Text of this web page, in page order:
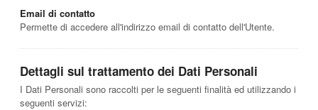
Email di contatto
Permette di accedere all'indirizzo email di contatto dell'Utente.
Dettagli sul trattamento dei Dati Personali
I Dati Personali sono raccolti per le seguenti finalità ed utilizzando i
seguenti servizi: